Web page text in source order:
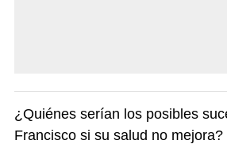
¿Quiénes serían los posibles
Francisco si su salud no mejora?